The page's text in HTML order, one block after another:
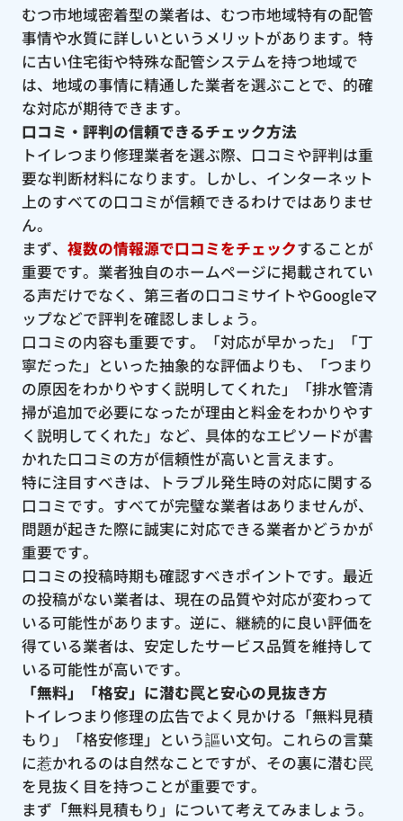
むつ市地域密着型の業者は、むつ市地域特有の配管
事情や水質に詳しいというメリットがあります。特
に古い住宅街や特殊な配管システムを持つ地域で
は、地域の事情に精通した業者を選ぶことで、的確
な対応が期待できます。
口コミ・評判の信頼できるチェック方法
トイレつまり修理業者を選ぶ際、口コミや評判は重
要な判断材料になります。しかし、インターネット
上のすべての口コミが信頼できるわけではありませ
ん。
まず、 複数の情報源で口コミをチェックすることが
重要です。業者独自のホームページに掲載されてい
る声だけでなく、第三者の口コミサイトやGoogleマ
ップなどで評判を確認しましょう。
口コミの内容も重要です。「対応が早かった」「丁
寧だった」といった抽象的な評価よりも、「つまり
の原因をわかりやすく説明してくれた」「排水管清
掃が追加で必要になったが理由と料金をわかりやす
く説明してくれた」など、具体的なエピソードが書
かれた口コミの方が信頼性が高いと言えます。
特に注目すべきは、トラブル発生時の対応に関する
口コミです。すべてが完璧な業者はありませんが、
問題が起きた際に誠実に対応できる業者かどうかが
重要です。
口コミの投稿時期も確認すべきポイントです。最近
の投稿がない業者は、現在の品質や対応が変わって
いる可能性があります。逆に、継続的に良い評価を
得ている業者は、安定したサービス品質を維持して
いる可能性が高いです。
「無料」「格安」に潜む罠と安心の見抜き方
トイレつまり修理の広告でよく見かける「無料見積
もり」「格安修理」という謳い文句。これらの言葉
に惹かれるのは自然なことですが、その裏に潜む罠
を見抜く目を持つことが重要です。
まず「無料見積もり」について考えてみましょう。